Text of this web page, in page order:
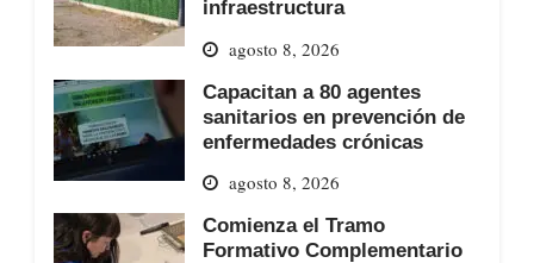
infraestructura
agosto 8, 2026
Capacitan a 80 agentes
sanitarios en prevención de
enfermedades crónicas
agosto 8, 2026
Comienza el Tramo
Formativo Complementario